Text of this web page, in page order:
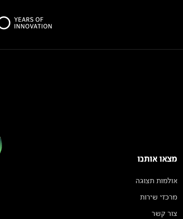
מצאו אותנו
אולמות תצוגה
מרכזי שירות
צור קשר